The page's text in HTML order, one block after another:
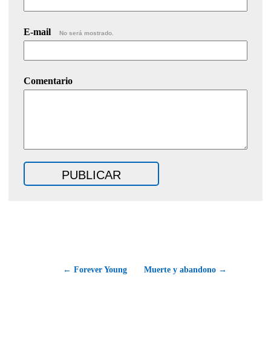
E-mail No será mostrado.
Comentario
← Forever Young Muerte y abandono →